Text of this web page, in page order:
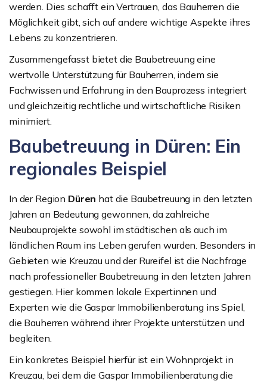
werden. Dies schafft ein Vertrauen, das Bauherren die
Möglichkeit gibt, sich auf andere wichtige Aspekte ihres
Lebens zu konzentrieren.
Zusammengefasst bietet die Baubetreuung eine
wertvolle Unterstützung für Bauherren, indem sie
Fachwissen und Erfahrung in den Bauprozess integriert
und gleichzeitig rechtliche und wirtschaftliche Risiken
minimiert.
Baubetreuung in Düren: Ein
regionales Beispiel
In der Region Düren hat die Baubetreuung in den letzten
Jahren an Bedeutung gewonnen, da zahlreiche
Neubauprojekte sowohl im städtischen als auch im
ländlichen Raum ins Leben gerufen wurden. Besonders in
Gebieten wie Kreuzau und der Rureifel ist die Nachfrage
nach professioneller Baubetreuung in den letzten Jahren
gestiegen. Hier kommen lokale Expertinnen und
Experten wie die Gaspar Immobilienberatung ins Spiel,
die Bauherren während ihrer Projekte unterstützen und
begleiten.
Ein konkretes Beispiel hierfür ist ein Wohnprojekt in
Kreuzau, bei dem die Gaspar Immobilienberatung die